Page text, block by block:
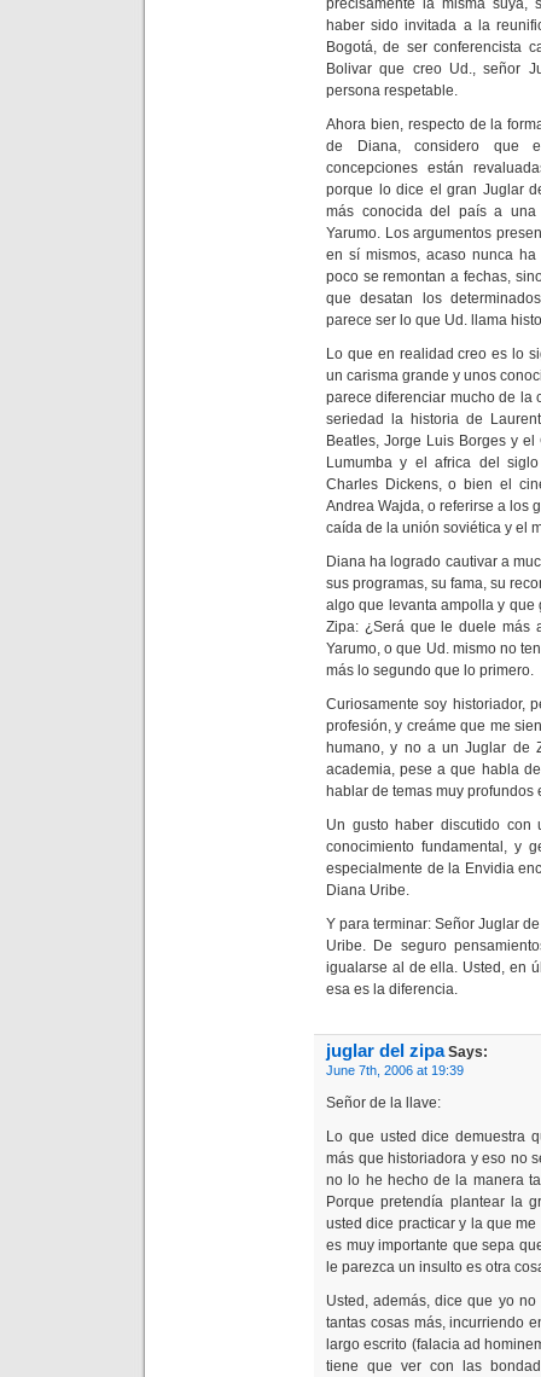
precisamente la misma
haber sido invitada a la
Bogotá, de ser conferencista
Bolivar que creo Ud., señor
persona respetable.
Ahora bien, respecto de la
de Diana, considero que
concepciones están
porque lo dice el gran Juglar
más conocida del país a
Yarumo. Los argumentos
en sí mismos, acaso nunca
poco se remontan a fechas,
que desatan los
parece ser lo que Ud. llama
Lo que en realidad creo es lo
un carisma grande y unos
parece diferenciar mucho de la
seriedad la historia de
Beatles, Jorge Luis Borges y
Lumumba y el africa del
Charles Dickens, o bien el
Andrea Wajda, o referirse a los
caída de la unión soviética y el
Diana ha logrado cautivar a
sus programas, su fama, su
algo que levanta ampolla y
Zipa: ¿Será que le duele más
Yarumo, o que Ud. mismo no
más lo segundo que lo primero.
Curiosamente soy historiador,
profesión, y creáme que me
humano, y no a un Juglar de
academia, pese a que habla
hablar de temas muy
Un gusto haber discutido con
conocimiento fundamental, y
especialmente de la Envidia
Diana Uribe.
Y para terminar: Señor Juglar
Uribe. De seguro
igualarse al de ella. Usted, en
esa es la diferencia.
juglar del zipaSays:
June 7th, 2006 at 19:39
Señor de la llave:
Lo que usted dice demuestra
más que historiadora y eso no
no lo he hecho de la manera
Porque pretendía plantear la
usted dice practicar y la que
es muy importante que sepa
le parezca un insulto es otra
Usted, además, dice que yo
tantas cosas más, incurriendo
largo escrito (falacia ad
tiene que ver con las